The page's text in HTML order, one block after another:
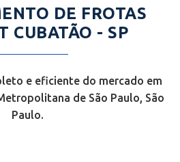
DE FROTAS
CUBATÃO - SP
e eficiente do mercado em
de São Paulo, São
Paulo.